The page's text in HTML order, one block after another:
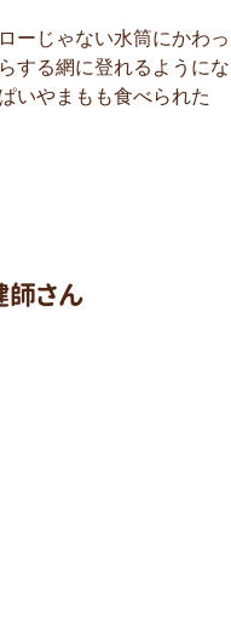
ーじゃない水筒にかわっ
する網に登れるようにな
いやまもも食べられた
さん